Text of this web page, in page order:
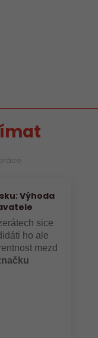
Výhoda
sice
ho ale
mezd